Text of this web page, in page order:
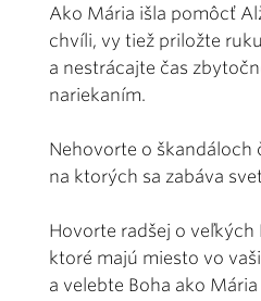
Ako Mária išla pomôcť
chvíli, vy tiež priložte
a nestrácajte čas
nariekaním.
Nehovorte o škandáloch
na ktorých sa zabáva
Hovorte radšej o
ktoré majú miesto vo
a velebte Boha ako